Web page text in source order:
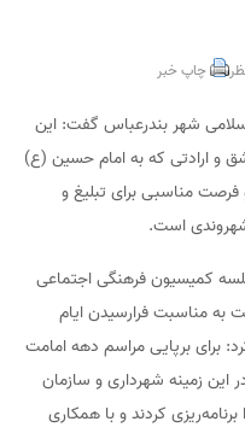
چاپ خبر
شهر بندرعباس گفت: این
و ارادتی که به امام حسین (ع)
فرصت مناسبی برای تبلیغ و
است.
کمیسیون فرهنگی اجتماعی
مناسبت فرارسیدن ایام
برای برپایی مراسم دهه امامت
این زمینه شهرداری و سازمان
جشن ۱۰ شب ۱۰ محله را برنامه‌ریزی کردند و با همکاری